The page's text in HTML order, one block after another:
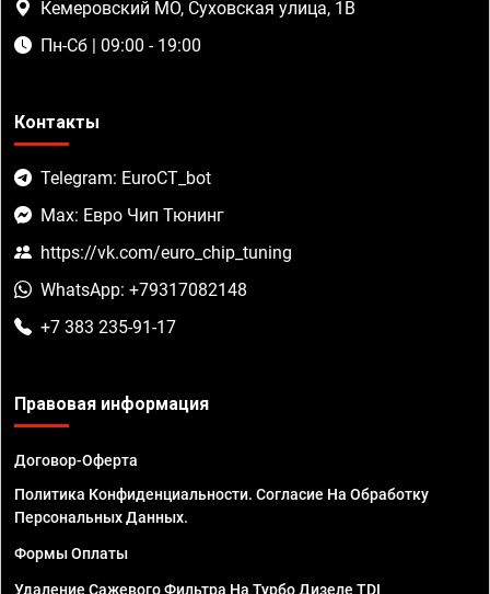
Кемеровский МО, Суховская улица, 1В
Пн-Сб | 09:00 - 19:00
Контакты
Telegram: EuroCT_bot
Max: Евро Чип Тюнинг
https://vk.com/euro_chip_tuning
WhatsApp: +79317082148
+7 383 235-91-17
Правовая информация
Договор-Оферта
Политика Конфиденциальности. Согласие На Обработку
Персональных Данных.
Формы Оплаты
Удаление Сажевого Фильтра На Турбо Дизеле TDI